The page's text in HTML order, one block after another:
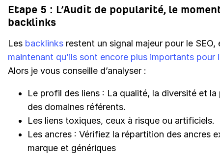
Etape 5 : L’Audit de popularité, le
backlinks
Les backlinks restent un signal majeur pour le
maintenant qu’ils sont encore plus importants pour
Alors je vous conseille d’analyser :
Le profil des liens : La qualité, la diversité et la
des domaines référents.
Les liens toxiques, ceux à risque ou artificiels.
Les ancres : Vérifiez la répartition des ancres
marque et génériques